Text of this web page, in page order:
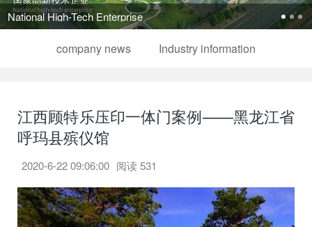
Pursue the perfection of life and inherit Chinese filial piety!
company news Industry information
江西顾特乐压印一体门案例——黑龙江省
呼玛县殡仪馆
2020-6-22 09:06:00 阅读531